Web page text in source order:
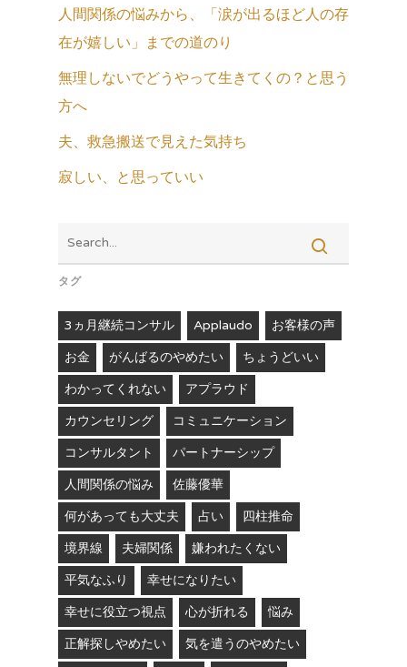
人間関係の悩みから、「涙が出るほど人の存
在が嬉しい」までの道のり
無理しないでどうやって生きてくの？と思う
方へ
夫、救急搬送で見えた気持ち
寂しい、と思っていい
タグ
3ヵ月継続コンサル Applaudo お客様の声
お金 がんばるのやめたい ちょうどいい
わかってくれない アプラウド
カウンセリング コミュニケーション
コンサルタント パートナーシップ
人間関係の悩み 佐藤優華
何があっても大丈夫 占い 四柱推命
境界線 夫婦関係 嫌われたくない
平気なふり 幸せになりたい
幸せに役立つ視点 心が折れる 悩み
正解探しやめたい 気を遣うのやめたい